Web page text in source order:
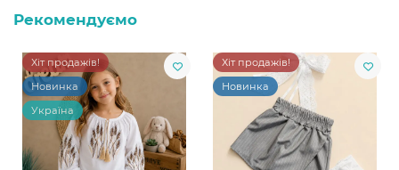
Рекомендуємо
Хіт продажів!
Новинка
Україна
Хіт продажів!
Новинка